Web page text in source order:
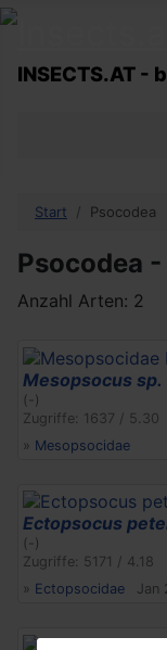
INSECTS.AT -
Start Psocodea
Psocodea
Anzahl Arten: 2
Mesopsocus sp.
(-)
Zugriffe: 1637 / 5.30
» Mesopsocidae
Ectopsocus
(-)
Zugriffe: 5171 / 4.18
» Ectopsocidae Jan